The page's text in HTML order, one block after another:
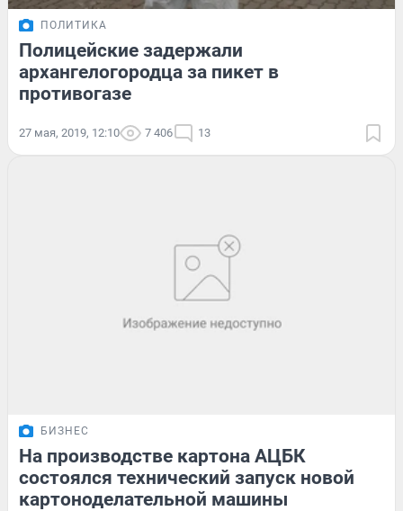
ПОЛИТИКА
Полицейские задержали
архангелогородца за пикет в
противогазе
27 мая, 2019, 12:10 7 406 13
БИЗНЕС
На производстве картона АЦБК
состоялся технический запуск новой
картоноделательной машины